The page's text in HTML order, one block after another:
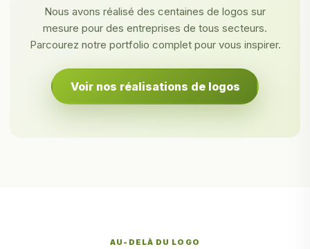
Nous avons réalisé des centaines de logos sur
mesure pour des entreprises de tous secteurs.
Parcourez notre portfolio complet pour vous inspirer.
Voir nos réalisations de logos
AU-DELÀ DU LOGO